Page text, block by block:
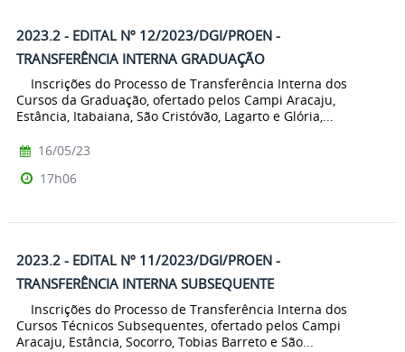
2023.2 - EDITAL Nº 12/2023/DGI/PROEN -
TRANSFERÊNCIA INTERNA GRADUAÇÃO
Inscrições do Processo de Transferência Interna dos
Cursos da Graduação, ofertado pelos Campi Aracaju,
Estância, Itabaiana, São Cristóvão, Lagarto e Glória,...
16/05/23
17h06
2023.2 - EDITAL Nº 11/2023/DGI/PROEN -
TRANSFERÊNCIA INTERNA SUBSEQUENTE
Inscrições do Processo de Transferência Interna dos
Cursos Técnicos Subsequentes, ofertado pelos Campi
Aracaju, Estância, Socorro, Tobias Barreto e São...